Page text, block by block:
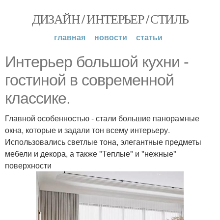
ДИЗАЙН / ИНТЕРЬЕР / СТИЛЬ
главная новости статьи
Интерьер большой кухни -
гостиной в современной
классике.
Главной особенностью - стали большие панорамные
окна, которые и задали тон всему интерьеру.
Использовались светлые тона, элегантные предметы
мебели и декора, а также "Теплые" и "нежные"
поверхности